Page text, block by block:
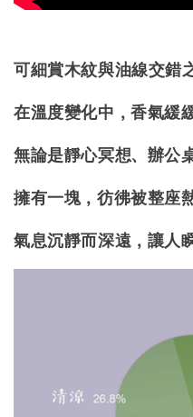
可細賞木紋與油線交錯
在溫度變化中，香氣緩
無論是靜心冥想、辦公
擁有一塊，彷彿被整座
氣息沉靜而深遠，讓人